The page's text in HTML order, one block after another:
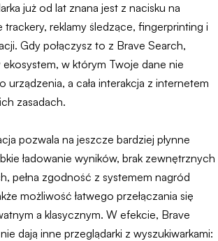
już od lat znana jest z nacisku na
reklamy śledzące, fingerprinting i
Gdy połączysz to z Brave Search,
w którym Twoje dane nie
urządzenia, a cała interakcja z internetem
zasadach.
pozwala na jeszcze bardziej płynne
ładowanie wyników, brak zewnętrznych
pełna zgodność z systemem nagród
możliwość łatwego przełączania się
a klasycznym. W efekcie, Brave
dają inne przeglądarki z wyszukiwarkami: